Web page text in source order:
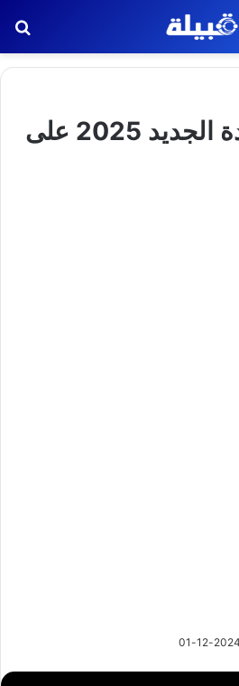
تردد قناة العمدة الجديد 2025 على